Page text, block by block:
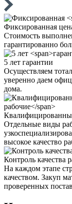
Фиксированная
Стоимость
гарантированно
5 лет гарантии
Осуществляем
уверенно даем
дома.
Отдельные виды
высокое качество
Контроль качества
На каждом этапе
качеством. Закуп
проверенных